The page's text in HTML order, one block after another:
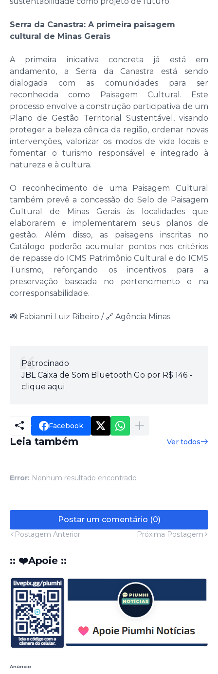
Serra da Canastra: A primeira paisagem
cultural de Minas Gerais
A primeira iniciativa concreta já está em
andamento, a Serra da Canastra está sendo
dialogada com as comunidades para ser
reconhecida como Paisagem Cultural. Este
processo envolve a construção participativa de um
Plano de Gestão Territorial Sustentável, visando
proteger a beleza cênica da região, ordenar novas
intervenções, valorizar os modos de vida locais e
fomentar o turismo responsável e integrado à
natureza e à cultura.
O reconhecimento de uma Paisagem Cultural
também prevê a concessão do Selo de Paisagem
Cultural de Minas Gerais às localidades que
elaborarem e implementarem seus planos de
gestão. Além disso, as paisagens inscritas no
Catálogo poderão acumular pontos nos critérios
de repasse do ICMS Patrimônio Cultural e do ICMS
Turismo, reforçando os incentivos para a
preservação baseada no pertencimento e na
corresponsabilidade.
📸 Fabianni Luiz Ribeiro / 🔗 Agência Minas
Patrocinado
JBL Caixa de Som Bluetooth Go por R$ 146 -
clique aqui
Facebook
Leia também Ver todos
Error: Nenhum resultado encontrado
Postar um comentário (0)
Postagem Anterior Próxima Postagem
:: ❤️Apoie ::
Anúncio